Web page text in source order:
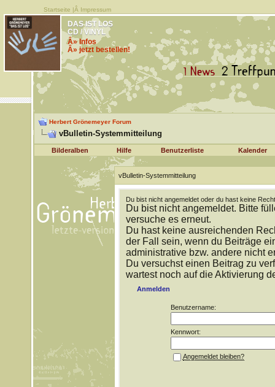
Startseite |Â Impressum
DAS IST LOS
CD / VINYL
Â» Infos
Â» jetzt bestellen!
Herbert Grönemeyer Forum
vBulletin-Systemmitteilung
Bilderalben Hilfe Benutzerliste Kalender
vBulletin-Systemmitteilung
Du bist nicht angemeldet oder du hast keine
Du bist nicht angemeldet. Bitte
versuche es erneut.
Du hast keine ausreichenden
der Fall sein, wenn du Beiträge
administrative bzw. andere nicht
Du versuchst einen Beitrag zu
wartest noch auf die Aktivierung
Anmelden
Benutzername:
Kennwort:
Angemeldet bleiben?